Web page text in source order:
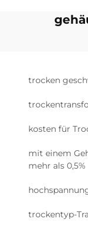
trocken
kosten für
mit einem
mehr als 0,5%
trockentyp-